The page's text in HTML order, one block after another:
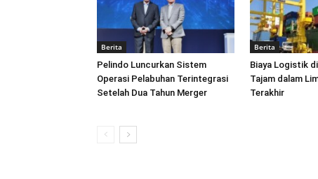
Berita
Pelindo Luncurkan Sistem
Operasi Pelabuhan Terintegrasi
Setelah Dua Tahun Merger
Berita
Biaya Logistik
Tajam dalam
Terakhir